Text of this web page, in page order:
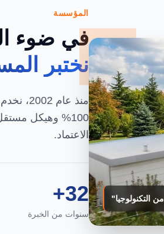
التكنولوجيا"
المؤسسة
في ضوء
نختبر
منذ
100% وهيكل
الاعتماد.
32+
سنوات من الخبرة